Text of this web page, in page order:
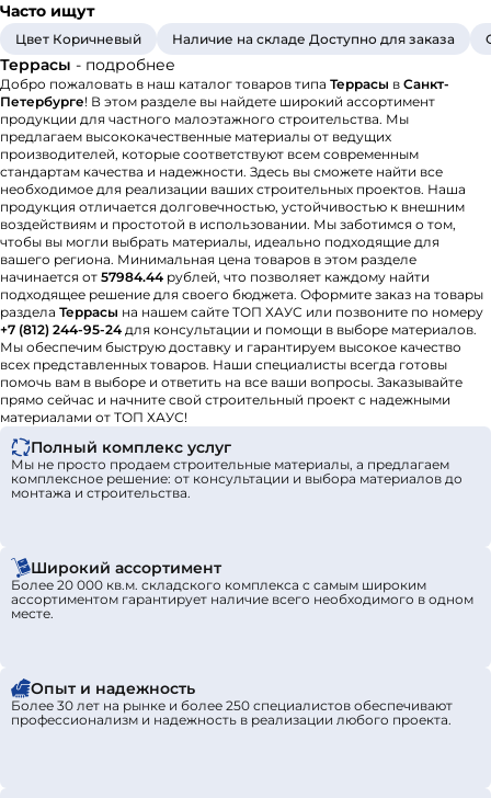
Часто ищут
Цвет Коричневый Наличие на складе Доступно для заказа
Террасы - подробнее
Добро пожаловать в наш каталог товаров типа Террасы в Санкт-
Петербурге! В этом разделе вы найдете широкий ассортимент
продукции для частного малоэтажного строительства. Мы
предлагаем высококачественные материалы от ведущих
производителей, которые соответствуют всем современным
стандартам качества и надежности. Здесь вы сможете найти все
необходимое для реализации ваших строительных проектов. Наша
продукция отличается долговечностью, устойчивостью к внешним
воздействиям и простотой в использовании. Мы заботимся о том,
чтобы вы могли выбрать материалы, идеально подходящие для
вашего региона. Минимальная цена товаров в этом разделе
начинается от 57984.44 рублей, что позволяет каждому найти
подходящее решение для своего бюджета. Оформите заказ на товары
раздела Террасы на нашем сайте ТОП ХАУС или позвоните по номеру
+7 (812) 244-95-24 для консультации и помощи в выборе материалов.
Мы обеспечим быструю доставку и гарантируем высокое качество
всех представленных товаров. Наши специалисты всегда готовы
помочь вам в выборе и ответить на все ваши вопросы. Заказывайте
прямо сейчас и начните свой строительный проект с надежными
материалами от ТОП ХАУС!
Полный комплекс услуг
Мы не просто продаем строительные материалы, а предлагаем
комплексное решение: от консультации и выбора материалов до
монтажа и строительства.
Широкий ассортимент
Более 20 000 кв.м. складского комплекса с самым широким
ассортиментом гарантирует наличие всего необходимого в одном
месте.
Опыт и надежность
Более 30 лет на рынке и более 250 специалистов обеспечивают
профессионализм и надежность в реализации любого проекта.